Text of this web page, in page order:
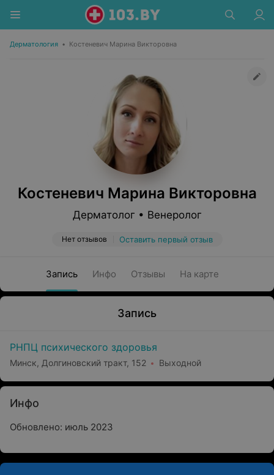
Дерматология • Костеневич Марина Викторовна
Костеневич Марина Викторовна
Дерматолог • Венеролог
Нет отзывов Оставить первый отзыв
Запись Инфо Отзывы На карте
Запись
РНПЦ психического здоровья
Минск, Долгиновский тракт, 152 Выходной
Инфо
Обновлено: июль 2023